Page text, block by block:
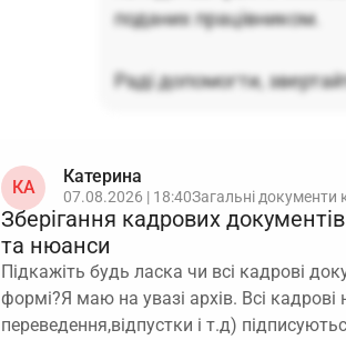
поданих працівником.
Раді допомогти,
КА
Катерина
07.08.2026 | 18:40Загальні документи
Зберігання кадрових
та нюанси
Підкажіть будь ласка чи всі кадрові
формі?Я маю на увазі архів. Всі
переведення,відпустки і т.д)